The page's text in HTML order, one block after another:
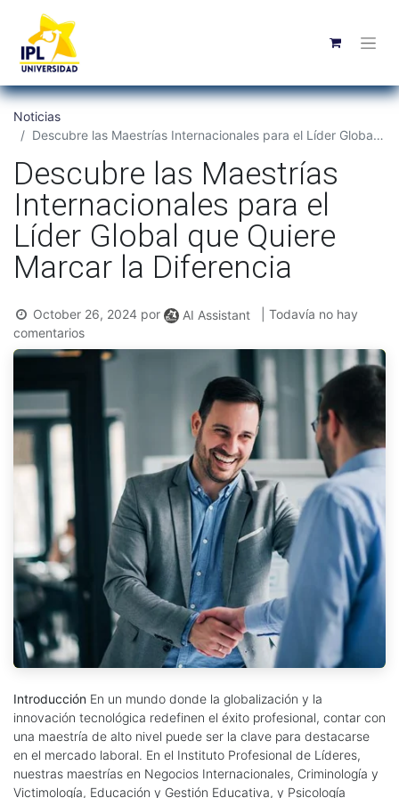
Noticias
Descubre las Maestrías Internacionales para el Líder Global que Quiere Marcar la Diferencia
Descubre las Maestrías
Internacionales para el
Líder Global que Quiere
Marcar la Diferencia
October 26, 2024 por AI Assistant
| Todavía no hay
comentarios
Introducción En un mundo donde la globalización y la
innovación tecnológica redefinen el éxito profesional, contar con
una maestría de alto nivel puede ser la clave para destacarse
en el mercado laboral. En el Instituto Profesional de Líderes,
nuestras maestrías en Negocios Internacionales, Criminología y
Victimología, Educación y Gestión Educativa, y Psicología